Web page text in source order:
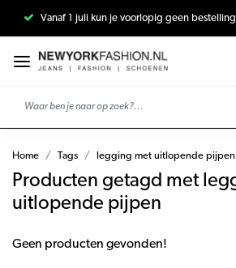
Vanaf 1 juli kun je voorlopig geen
Home Tags legging met uitlopende pijpen
Producten getagd met
uitlopende pijpen
Geen producten gevonden!